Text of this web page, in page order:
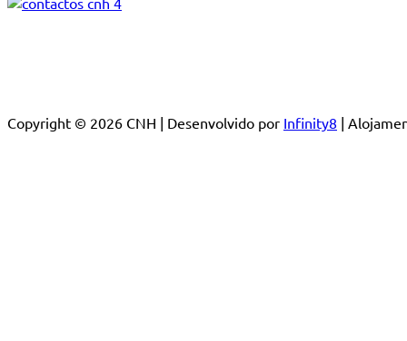
Copyright © 2026 CNH | Desenvolvido por Infinity8 |